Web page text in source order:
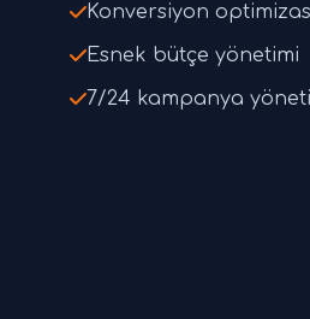
Konversiyon
Esnek bütçe yönetimi
7/24 kampanya